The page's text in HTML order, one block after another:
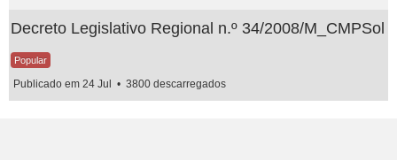
Decreto Legislativo Regional n.º 34/2008/M_CMPSol
Popular
Publicado em 24 Jul 3800 descarregados